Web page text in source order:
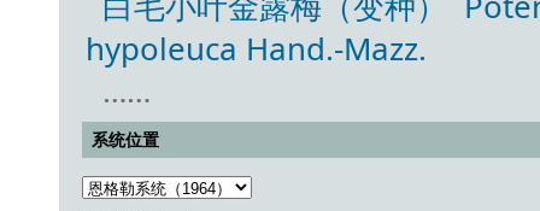
hypoleuca Hand.-Mazz.
……
系统位置